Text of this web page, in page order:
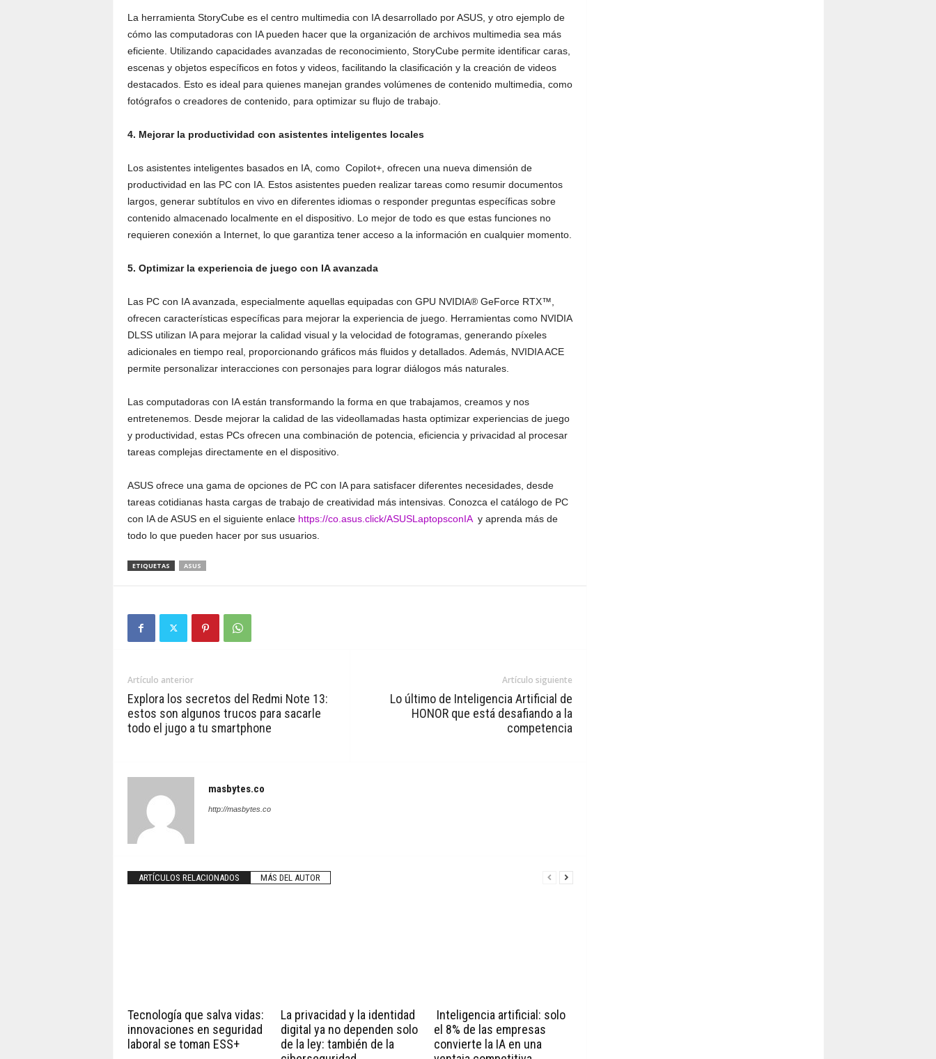
La herramienta StoryCube es el centro multimedia con IA desarrollado por ASUS, y otro ejemplo de
cómo las computadoras con IA pueden hacer que la organización de archivos multimedia sea más
eficiente. Utilizando capacidades avanzadas de reconocimiento, StoryCube permite identificar caras,
escenas y objetos específicos en fotos y videos, facilitando la clasificación y la creación de videos
destacados. Esto es ideal para quienes manejan grandes volúmenes de contenido multimedia, como
fotógrafos o creadores de contenido, para optimizar su flujo de trabajo.
4. Mejorar la productividad con asistentes inteligentes locales
Los asistentes inteligentes basados en IA, como Copilot+, ofrecen una nueva dimensión de
productividad en las PC con IA. Estos asistentes pueden realizar tareas como resumir documentos
largos, generar subtítulos en vivo en diferentes idiomas o responder preguntas específicas sobre
contenido almacenado localmente en el dispositivo. Lo mejor de todo es que estas funciones no
requieren conexión a Internet, lo que garantiza tener acceso a la información en cualquier momento.
5. Optimizar la experiencia de juego con IA avanzada
Las PC con IA avanzada, especialmente aquellas equipadas con GPU NVIDIA® GeForce RTX™,
ofrecen características específicas para mejorar la experiencia de juego. Herramientas como NVIDIA
DLSS utilizan IA para mejorar la calidad visual y la velocidad de fotogramas, generando píxeles
adicionales en tiempo real, proporcionando gráficos más fluidos y detallados. Además, NVIDIA ACE
permite personalizar interacciones con personajes para lograr diálogos más naturales.
Las computadoras con IA están transformando la forma en que trabajamos, creamos y nos
entretenemos. Desde mejorar la calidad de las videollamadas hasta optimizar experiencias de juego
y productividad, estas PCs ofrecen una combinación de potencia, eficiencia y privacidad al procesar
tareas complejas directamente en el dispositivo.
ASUS ofrece una gama de opciones de PC con IA para satisfacer diferentes necesidades, desde
tareas cotidianas hasta cargas de trabajo de creatividad más intensivas. Conozca el catálogo de PC
con IA de ASUS en el siguiente enlace https://co.asus.click/ASUSLaptopsconIAy aprenda más de
todo lo que pueden hacer por sus usuarios.
ETIQUETAS ASUS
Artículo anterior
Explora los secretos del Redmi Note 13:
estos son algunos trucos para sacarle
todo el jugo a tu smartphone
Artículo siguiente
Lo último de Inteligencia Artificial de
HONOR que está desafiando a la
competencia
masbytes.co
http://masbytes.co
ARTÍCULOS RELACIONADOS MÁS DEL AUTOR
Tecnología que salva vidas:
innovaciones en seguridad
laboral se toman ESS+
La privacidad y la identidad
digital ya no dependen solo
de la ley: también de la
Inteligencia artificial: solo
el 8% de las empresas
convierte la IA en una